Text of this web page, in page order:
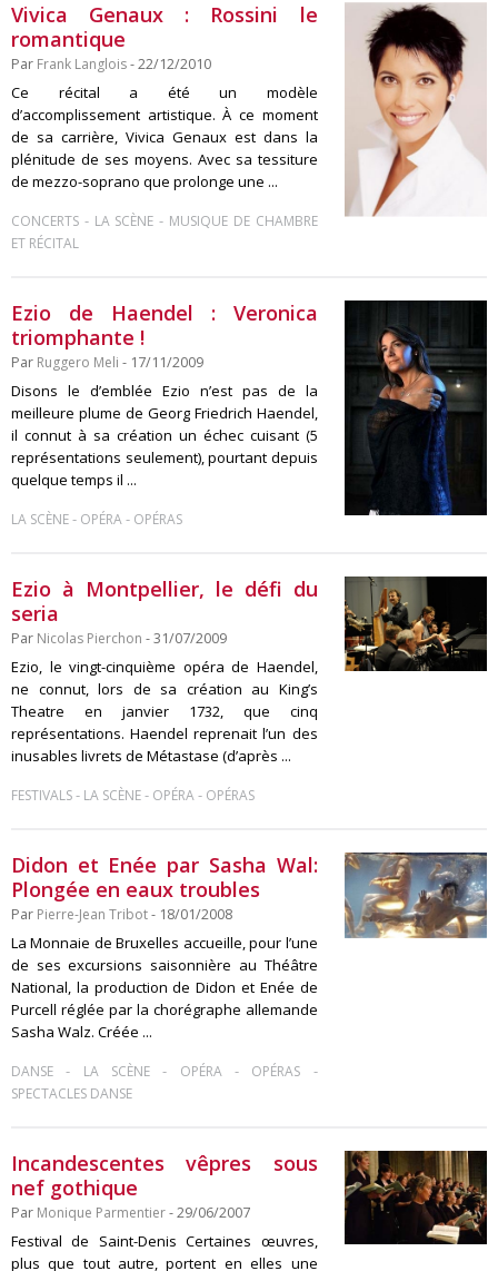
Vivica Genaux : Rossini le
romantique
Par Frank Langlois- 22/12/2010
Ce récital a été un modèle
d’accomplissement artistique. À ce moment
de sa carrière, Vivica Genaux est dans la
plénitude de ses moyens. Avec sa tessiture
de mezzo-soprano que prolonge une ...
CONCERTS - LA SCÈNE - MUSIQUE DE CHAMBRE
ET RÉCITAL
Ezio de Haendel : Veronica
triomphante !
Par Ruggero Meli - 17/11/2009
Disons le d’emblée Ezio n’est pas de la
meilleure plume de Georg Friedrich Haendel,
il connut à sa création un échec cuisant (5
représentations seulement), pourtant depuis
quelque temps il ...
LA SCÈNE- OPÉRA- OPÉRAS
Ezio à Montpellier, le défi du
seria
Par Nicolas Pierchon - 31/07/2009
Ezio, le vingt-cinquième opéra de Haendel,
ne connut, lors de sa création au King’s
Theatre en janvier 1732, que cinq
représentations. Haendel reprenait l’un des
inusables livrets de Métastase (d’après ...
FESTIVALS- LA SCÈNE- OPÉRA- OPÉRAS
Didon et Enée par Sasha Wal:
Plongée en eaux troubles
Par Pierre-Jean Tribot- 18/01/2008
La Monnaie de Bruxelles accueille, pour l’une
de ses excursions saisonnière au Théâtre
National, la production de Didon et Enée de
Purcell réglée par la chorégraphe allemande
Sasha Walz. Créée ...
DANSE- LA SCÈNE- OPÉRA- OPÉRAS -
SPECTACLES DANSE
Incandescentes vêpres sous
nef gothique
Par Monique Parmentier- 29/06/2007
Festival de Saint-Denis Certaines œuvres,
plus que tout autre, portent en elles une